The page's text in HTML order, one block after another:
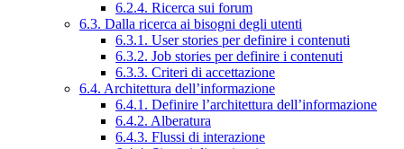
6.2.4. Ricerca sui forum
6.3. Dalla ricerca ai bisogni degli utenti
6.3.1. User stories per definire i contenuti
6.3.2. Job stories per definire i contenuti
6.3.3. Criteri di accettazione
6.4. Architettura dell’informazione
6.4.1. Definire l’architettura dell’informazione
6.4.2. Alberatura
6.4.3. Flussi di interazione